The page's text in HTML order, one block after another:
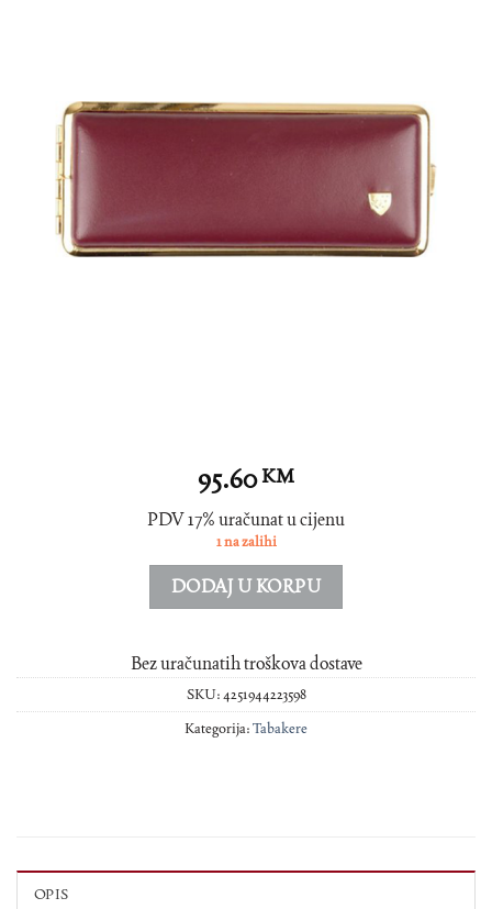
95.60KM
PDV 17% uračunat u cijenu
1 na zalihi
DODAJ U KORPU
Bez uračunatih troškova dostave
SKU:4251944223598
Kategorija:Tabakere
OPIS